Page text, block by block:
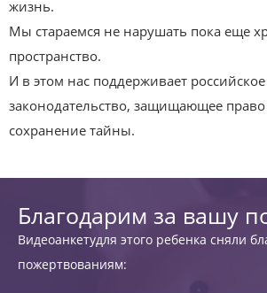
жизнь.
Мы стараемся не нарушать пока еще
пространство.
И в этом нас поддерживает российское
законодательство, защищающее
сохранение тайны.
Благодарим за вашу
Видеоанкетудля этого ребенка сняли
пожертвованиям: